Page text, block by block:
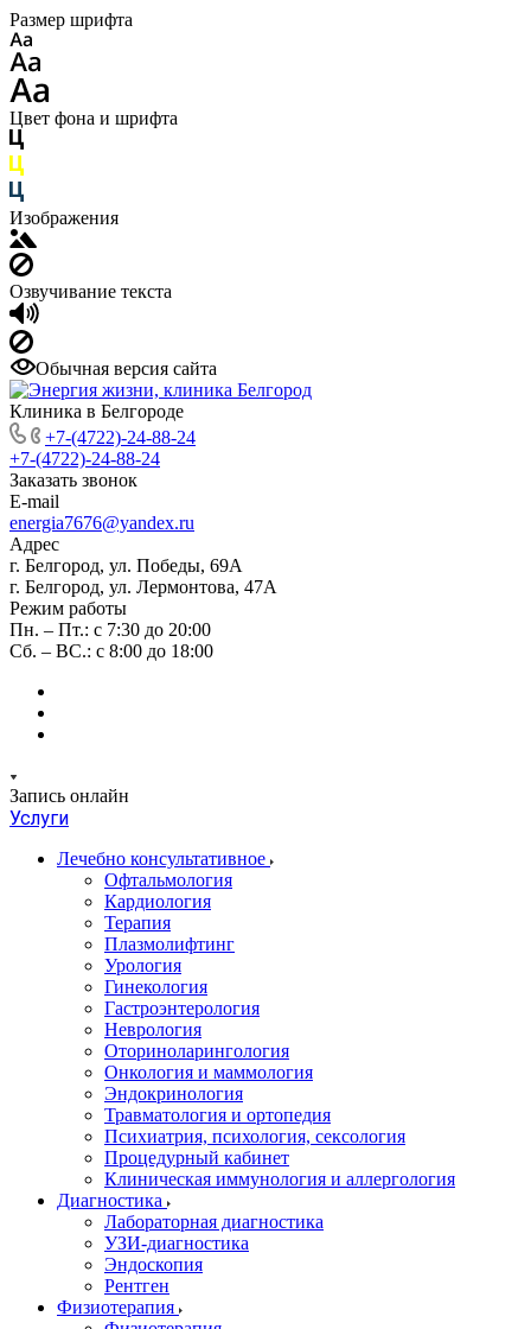
Размер шрифта
Цвет фона и шрифта
Изображения
Озвучивание текста
Обычная версия сайта
Клиника в Белгороде
+7-(4722)-24-88-24
+7-(4722)-24-88-24
Заказать звонок
E-mail
energia7676@yandex.ru
Адрес
г. Белгород, ул. Победы, 69А
г. Белгород, ул. Лермонтова, 47А
Режим работы
Пн. – Пт.: с 7:30 до 20:00
Сб. – ВС.: с 8:00 до 18:00
Запись онлайн
Услуги
Лечебно консультативное
Офтальмология
Кардиология
Терапия
Плазмолифтинг
Урология
Гинекология
Гастроэнтерология
Неврология
Оториноларингология
Онкология и маммология
Эндокринология
Травматология и ортопедия
Психиатрия, психология, сексология
Процедурный кабинет
Клиническая иммунология и аллергология
Диагностика
Лабораторная диагностика
УЗИ-диагностика
Эндоскопия
Рентген
Физиотерапия